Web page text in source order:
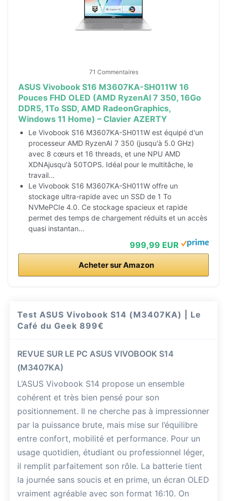
71 Commentaires
ASUS Vivobook S16 M3607KA-SH011W 16
Pouces FHD OLED (AMD RyzenAI 7 350, 16Go
DDR5, 1To SSD, AMD RadeonGraphics,
Windows 11 Home) – Clavier AZERTY
Le Vivobook S16 M3607KA-SH011W est équipé d'un
processeur AMD RyzenAI 7 350 (jusqu'à 5.0 GHz)
avec 8 cœurs et 16 threads, et une NPU AMD
XDNAjusqu'à 50TOPS. Idéal pour le multitâche, le
travail...
Le Vivobook S16 M3607KA-SH011W offre un
stockage ultra-rapide avec un SSD de 1 To
NVMePCIe 4.0. Ce stockage spacieux et rapide
permet des temps de chargement réduits et un accès
quasi instantan...
999,99 EUR
Acheter sur Amazon
Test ASUS Vivobook S14 (M3407KA) | Le
Café du Geek899€
REVUE SUR LE PC ASUS VIVOBOOK S14
(M3407KA)
L’ASUS Vivobook S14 propose un ensemble
cohérent et très bien pensé pour son
positionnement. Il ne cherche pas à impressionner
par la puissance brute, mais mise sur l’équilibre
entre confort, mobilité et performance. Pour un
usage quotidien, étudiant ou professionnel léger,
il remplit parfaitement son rôle. La batterie tient
la journée sans soucis et en prime, un écran OLED
vraiment agréable avec son format 16:10. On